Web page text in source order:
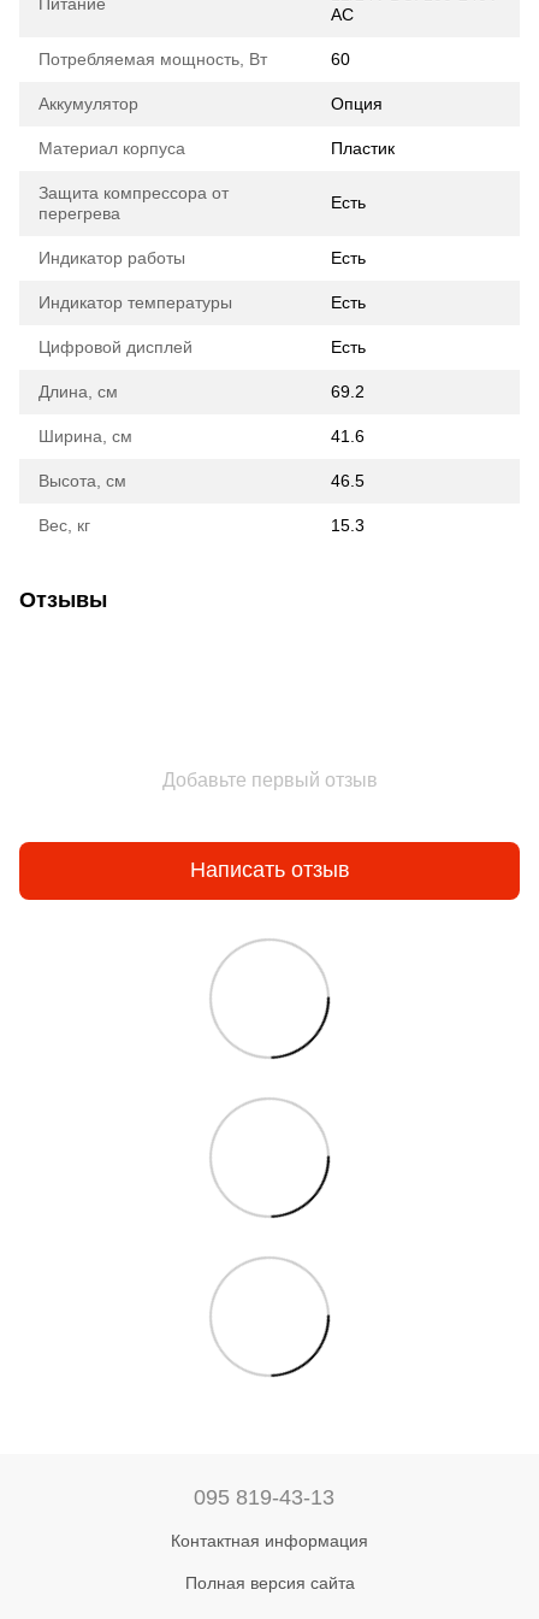
AC
Потребляемая мощность, Вт 60
Аккумулятор Опция
Материал корпуса Пластик
Защита компрессора от
перегрева
Есть
Индикатор работы Есть
Индикатор температуры Есть
Цифровой дисплей Есть
Длина, см 69.2
Ширина, см 41.6
Высота, см 46.5
Вес, кг 15.3
Отзывы
Добавьте первый отзыв
Написать отзыв
095 819-43-13
Контактная информация
Полная версия сайта